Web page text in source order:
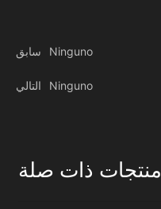
سابق Ninguno
التالي Ninguno
منتجات ذات صلة